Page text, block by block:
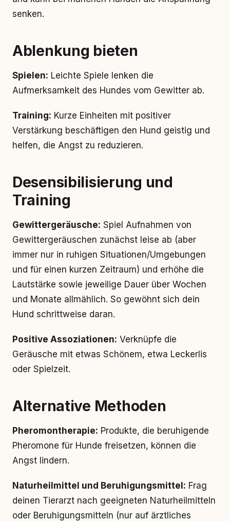
senken.
Ablenkung bieten
Spielen: Leichte Spiele lenken die
Aufmerksamkeit des Hundes vom Gewitter ab.
Training: Kurze Einheiten mit positiver
Verstärkung beschäftigen den Hund geistig und
helfen, die Angst zu reduzieren.
Desensibilisierung und
Training
Gewittergeräusche: Spiel Aufnahmen von
Gewittergeräuschen zunächst leise ab (aber
immer nur in ruhigen Situationen/Umgebungen
und für einen kurzen Zeitraum) und erhöhe die
Lautstärke sowie jeweilige Dauer über Wochen
und Monate allmählich. So gewöhnt sich dein
Hund schrittweise daran.
Positive Assoziationen: Verknüpfe die
Geräusche mit etwas Schönem, etwa Leckerlis
oder Spielzeit.
Alternative Methoden
Pheromontherapie: Produkte, die beruhigende
Pheromone für Hunde freisetzen, können die
Angst lindern.
Naturheilmittel und Beruhigungsmittel: Frag
deinen Tierarzt nach geeigneten Naturheilmitteln
oder Beruhigungsmitteln (nur auf ärztliches